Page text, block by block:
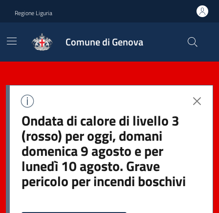
Regione Liguria
Comune di Genova
Ondata di calore di livello 3
(rosso) per oggi, domani
domenica 9 agosto e per
lunedì 10 agosto. Grave
pericolo per incendi boschivi